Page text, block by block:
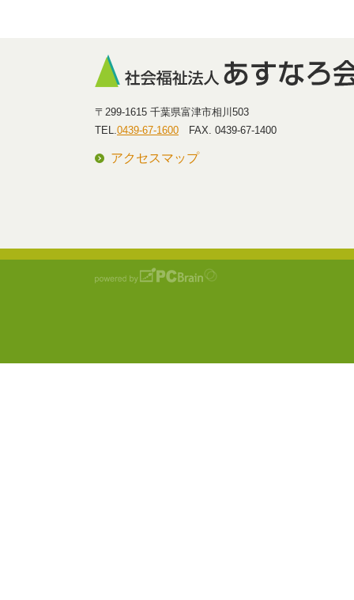
〒299-1615 千葉県富津市相川503
TEL.0439-67-1600 FAX. 0439-67-1400
アクセスマップ